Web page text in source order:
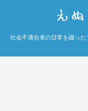
社会不適合者の日常を綴っ